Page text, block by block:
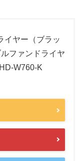
イヤー（ブラッ
ファンドライヤ
W760-K